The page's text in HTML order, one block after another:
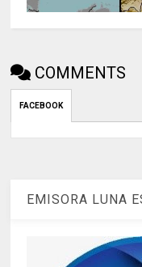
COMMENTS
FACEBOOK
EMISORA LUNA